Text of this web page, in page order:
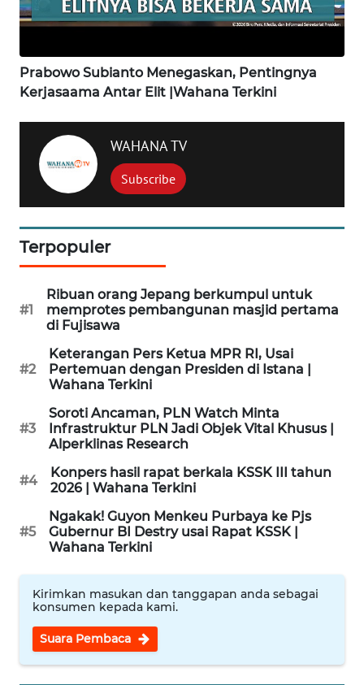
Prabowo Subianto Menegaskan, Pentingnya
Kerjasaama Antar Elit |Wahana Terkini
WAHANA TV
Subscribe
Terpopuler
#1
Ribuan orang Jepang berkumpul untuk
memprotes pembangunan masjid pertama
di Fujisawa
#2
Keterangan Pers Ketua MPR RI, Usai
Pertemuan dengan Presiden di Istana |
Wahana Terkini
#3
Soroti Ancaman, PLN Watch Minta
Infrastruktur PLN Jadi Objek Vital Khusus |
Alperklinas Research
#4
Konpers hasil rapat berkala KSSK III tahun
2026 | Wahana Terkini
#5
Ngakak! Guyon Menkeu Purbaya ke Pjs
Gubernur BI Destry usai Rapat KSSK |
Wahana Terkini
Kirimkan masukan dan tanggapan anda sebagai
konsumen kepada kami.
Suara Pembaca
WN
WN
KEPULAUAN
SERIBU
WN
TANGERANG
WN
BINJAI
CIREBON
INDRAMAYU
WN
KUNINGAN
WN
MAJALENGKA
WN
SUBANG
SUKABUMI
WN
PURWAKARTA